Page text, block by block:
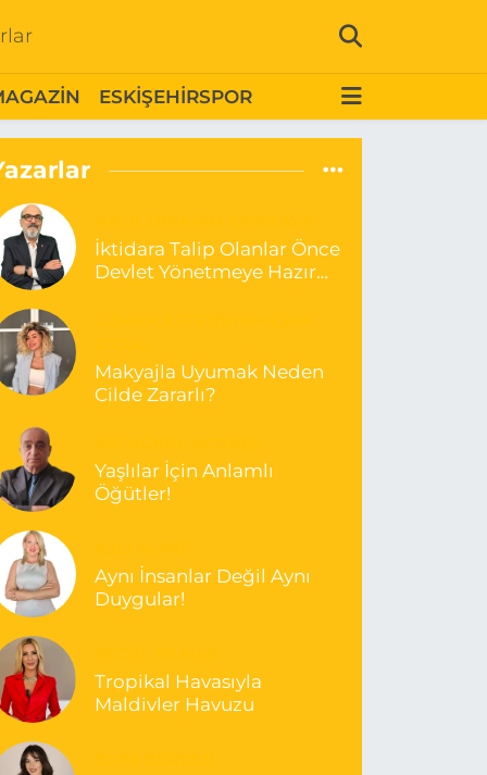
ESKİŞEHİRSPOR
İktidara Talip Olanlar Önce
Devlet Yönetmeye Hazır
Makyajla Uyumak Neden
Cilde Zararlı?
Yaşlılar İçin Anlamlı
Öğütler!
Aynı İnsanlar Değil Aynı
Duygular!
Tropikal Havasıyla
Maldivler Havuzu